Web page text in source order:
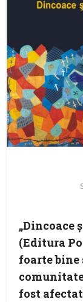
„Dincoace
(Editura
foarte bine
fost